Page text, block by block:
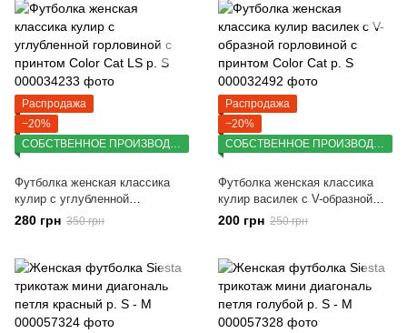
Распродажа
−20%
СОБСТВЕННОЕ ПРОИЗВОДСТВО
Футболка женская классика
кулир с углубленной
горловиной с принтом Color Cat
LS р. S
280 грн 350 грн
Распродажа
−20%
СОБСТВЕННОЕ ПРОИЗВОДСТВО
Футболка женская классика
кулир василек с V-образной
горловиной с принтом Color Cat
200 грн 250 грн